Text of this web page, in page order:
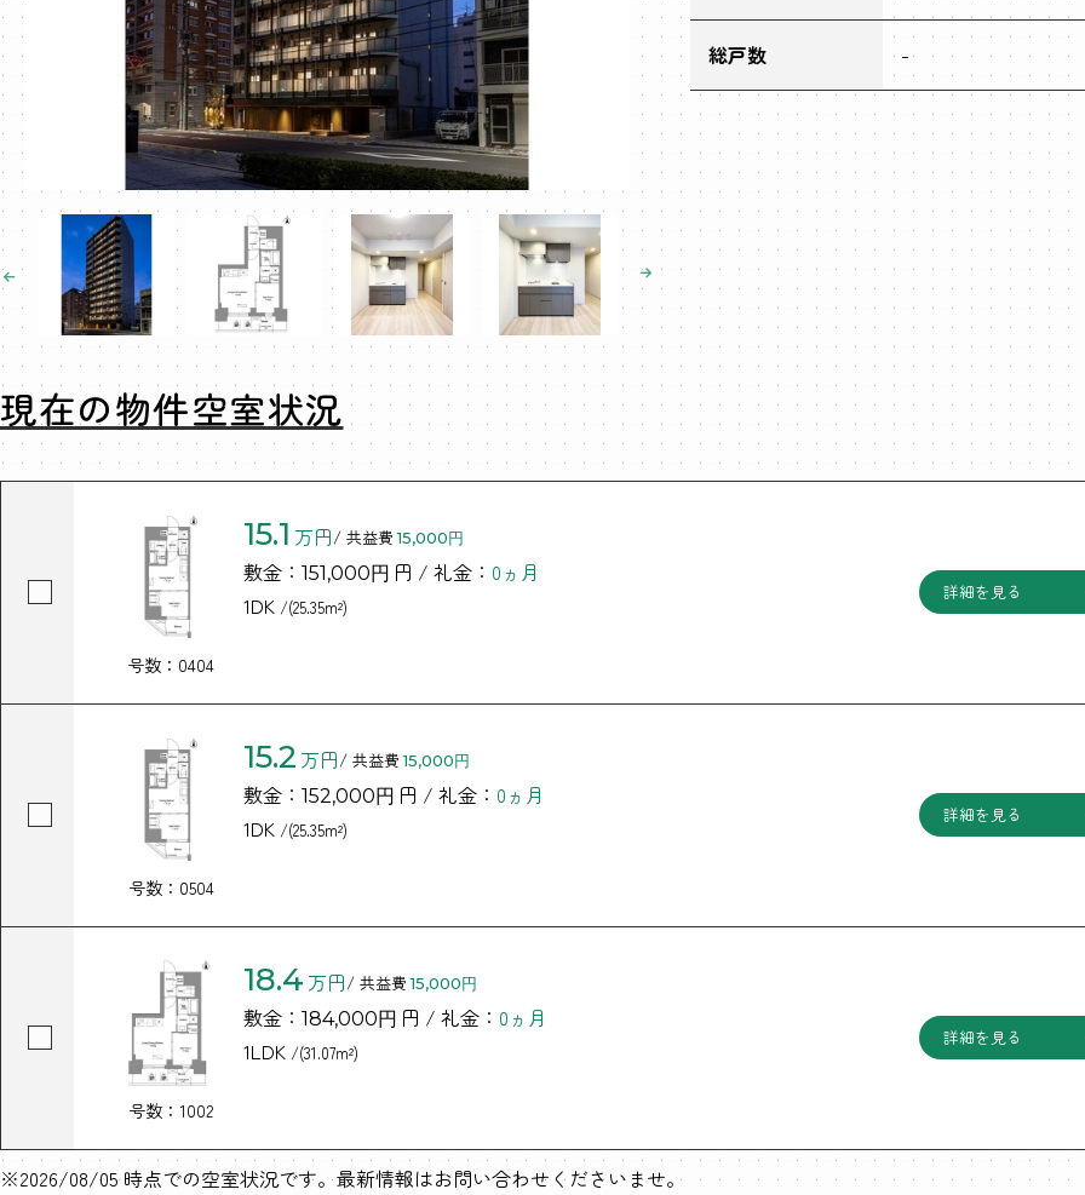
総戸数 -
現在の物件空室状況
号数：0404
15.1 万円/ 共益費 15,000円
敷金： 151,000円 円 / 礼金： 0ヵ月
1DK /(25.35m²)
詳細を見る
号数：0504
15.2 万円/ 共益費 15,000円
敷金： 152,000円 円 / 礼金： 0ヵ月
1DK /(25.35m²)
詳細を見る
号数：1002
18.4 万円/ 共益費 15,000円
敷金： 184,000円 円 / 礼金： 0ヵ月
1LDK /(31.07m²)
詳細を見る
※2026/08/05 時点での空室状況です。最新情報はお問い合わせくださいませ。